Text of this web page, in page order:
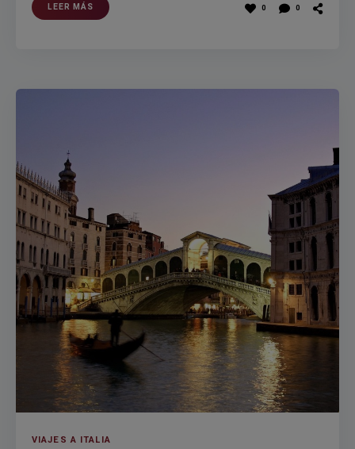
LEER MÁS 0 0
VIAJES A ITALIA